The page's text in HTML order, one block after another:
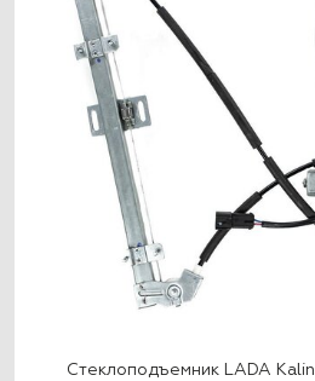
Стеклоподъемник LADA